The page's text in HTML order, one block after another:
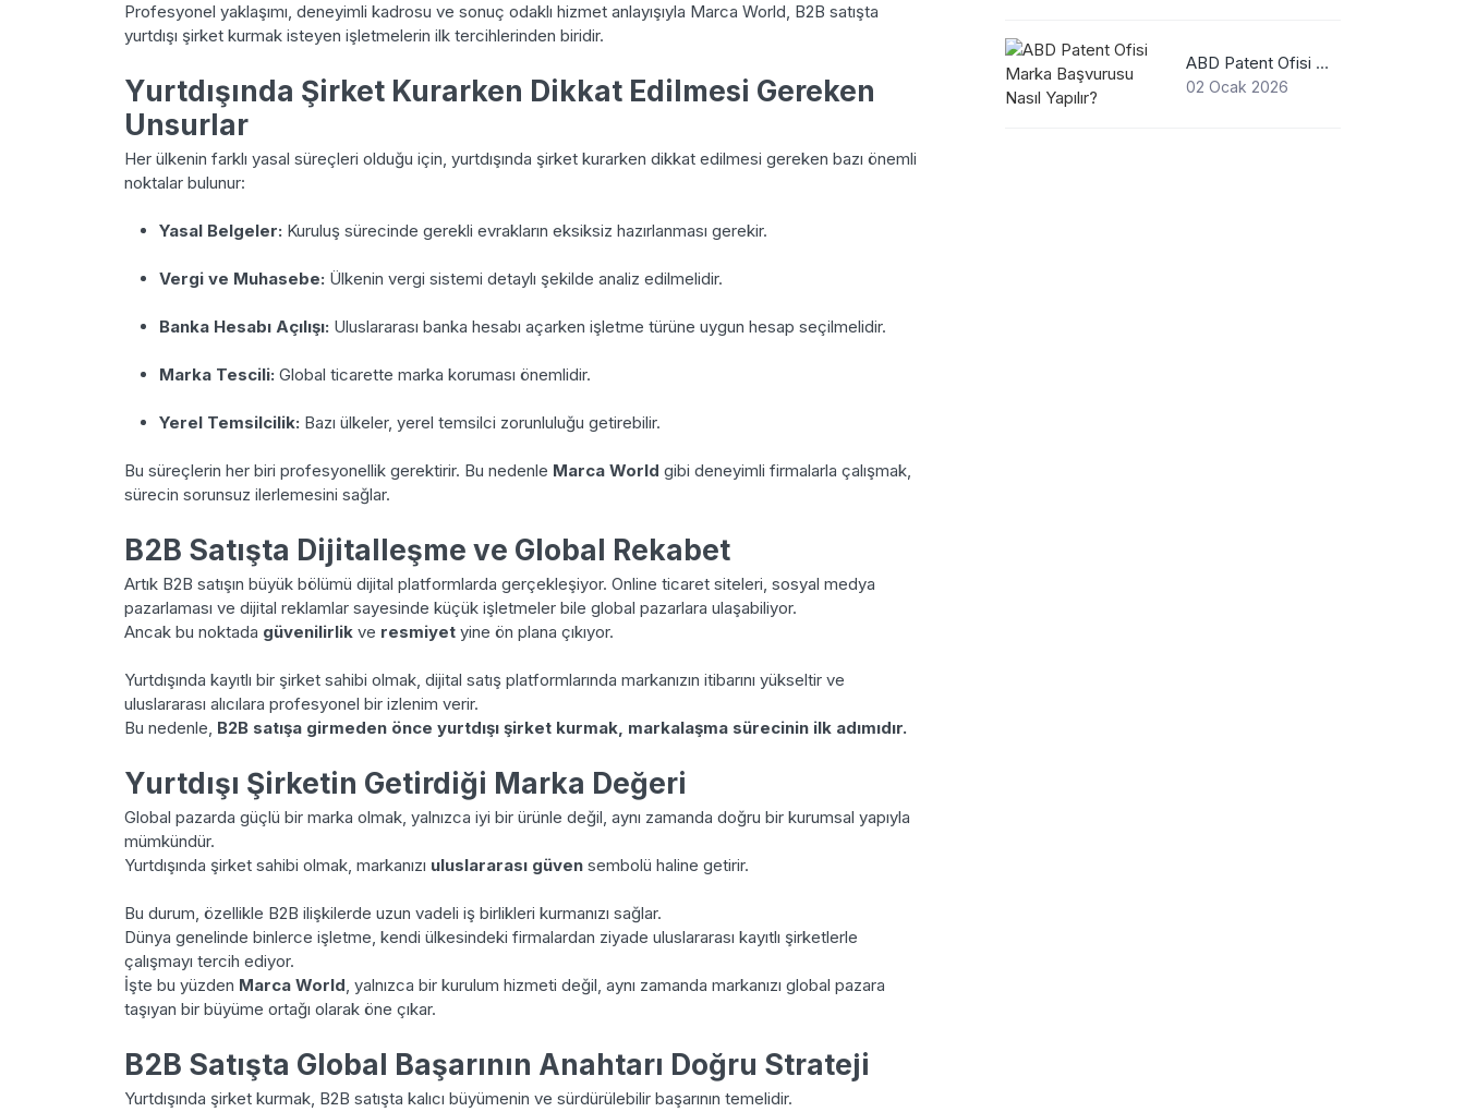
Profesyonel yaklaşımı, deneyimli kadrosu ve sonuç odaklı hizmet anlayışıyla Marca World, B2B satışta
yurtdışı şirket kurmak isteyen işletmelerin ilk tercihlerinden biridir.
Yurtdışında Şirket Kurarken Dikkat Edilmesi Gereken
Unsurlar
Her ülkenin farklı yasal süreçleri olduğu için, yurtdışında şirket kurarken dikkat edilmesi gereken bazı önemli
noktalar bulunur:
Yasal Belgeler: Kuruluş sürecinde gerekli evrakların eksiksiz hazırlanması gerekir.
Vergi ve Muhasebe: Ülkenin vergi sistemi detaylı şekilde analiz edilmelidir.
Banka Hesabı Açılışı: Uluslararası banka hesabı açarken işletme türüne uygun hesap seçilmelidir.
Marka Tescili: Global ticarette marka koruması önemlidir.
Yerel Temsilcilik: Bazı ülkeler, yerel temsilci zorunluluğu getirebilir.
Bu süreçlerin her biri profesyonellik gerektirir. Bu nedenle Marca World gibi deneyimli firmalarla çalışmak,
sürecin sorunsuz ilerlemesini sağlar.
B2B Satışta Dijitalleşme ve Global Rekabet
Artık B2B satışın büyük bölümü dijital platformlarda gerçekleşiyor. Online ticaret siteleri, sosyal medya
pazarlaması ve dijital reklamlar sayesinde küçük işletmeler bile global pazarlara ulaşabiliyor.
Ancak bu noktada güvenilirlik ve resmiyet yine ön plana çıkıyor.
Yurtdışında kayıtlı bir şirket sahibi olmak, dijital satış platformlarında markanızın itibarını yükseltir ve
uluslararası alıcılara profesyonel bir izlenim verir.
Bu nedenle, B2B satışa girmeden önce yurtdışı şirket kurmak, markalaşma sürecinin ilk adımıdır.
Yurtdışı Şirketin Getirdiği Marka Değeri
Global pazarda güçlü bir marka olmak, yalnızca iyi bir ürünle değil, aynı zamanda doğru bir kurumsal yapıyla
mümkündür.
Yurtdışında şirket sahibi olmak, markanızı uluslararası güven sembolü haline getirir.
Bu durum, özellikle B2B ilişkilerde uzun vadeli iş birlikleri kurmanızı sağlar.
Dünya genelinde binlerce işletme, kendi ülkesindeki firmalardan ziyade uluslararası kayıtlı şirketlerle
çalışmayı tercih ediyor.
İşte bu yüzden Marca World, yalnızca bir kurulum hizmeti değil, aynı zamanda markanızı global pazara
taşıyan bir büyüme ortağı olarak öne çıkar.
B2B Satışta Global Başarının Anahtarı Doğru Strateji
Yurtdışında şirket kurmak, B2B satışta kalıcı büyümenin ve sürdürülebilir başarının temelidir.
ABD Patent Ofisi Marka Başvurusu Nasıl Yapılır?
02 Ocak 2026